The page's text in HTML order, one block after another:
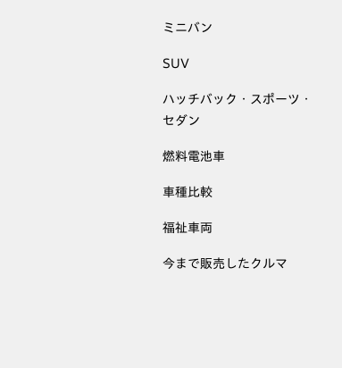
ミニバン
SUV
ハッチバック・スポーツ・
セダン
燃料電池車
車種比較
福祉車両
今まで販売したクルマ